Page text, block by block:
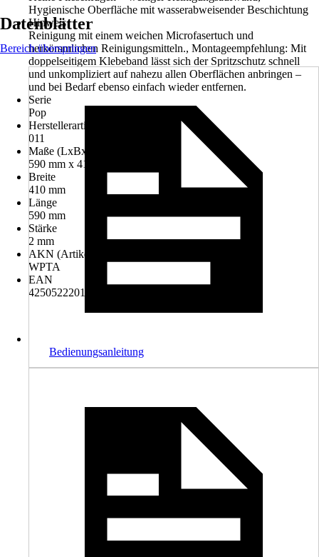
Hygienische Oberfläche mit wasserabweisender Beschichtung
Hinweis
Reinigung mit einem weichen Microfasertuch und
herkömmlichen Reinigungsmitteln., Montageempfehlung: Mit
doppelseitigem Klebeband lässt sich der Spritzschutz schnell
und unkompliziert auf nahezu allen Oberflächen anbringen –
und bei Bedarf ebenso einfach wieder entfernen.
Serie
Pop
Herstellerartikelnummer
011
Maße (LxBxS)
590 mm x 410 mm x 2 mm
Breite
410 mm
Länge
590 mm
Stärke
2 mm
AKN (Artikelkurznummer)
WPTA
EAN
4250522201836
Datenblätter
Bereich überspringen
Bedienungsanleitung